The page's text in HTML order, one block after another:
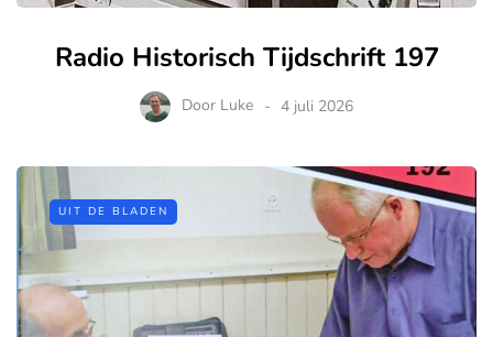
Radio Historisch Tijdschrift 197
Door Luke 4 juli 2026
UIT DE BLADEN